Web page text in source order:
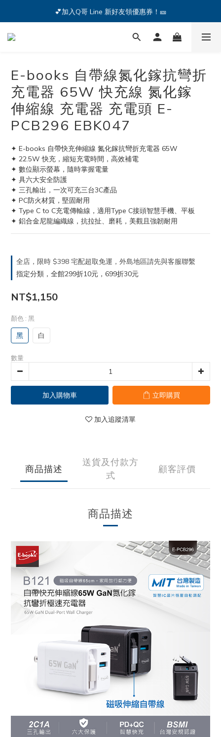
🔥iPhone 17 全系列熱銷中🔥點我購買 — !
💕加入Q哥 Line 新好友領優惠券！🎫
🔥iPhone 17 全系列熱銷中🔥點我購買 — !
E-books 自帶線氮化鎵抗彎折
充電器 65W 快充線 氮化鎵
伸縮線 充電器 充電頭 E-
PCB296 EBK047
✦ E-books 自帶快充伸縮線 氮化鎵抗彎折充電器 65W
✦ 22.5W 快充，縮短充電時間，高效補電
✦ 數位顯示螢幕，隨時掌握電量
✦ 具六大安全防護
✦ 三孔輸出，一次可充三台3C產品
✦ PC防火材質，堅固耐用
✦ Type C to C充電傳輸線，適用Type C接頭智慧手機、平板
✦ 鋁合金尼龍編織線，抗拉扯、磨耗，美觀且強韌耐用
全店，限時 $398 宅配超取免運，外島地區請先與客服聯繫
指定分類，全館299折10元，699折30元
NT$1,150
顏色 : 黑
黑 白
數量
加入購物車 立即購買
加入追蹤清單
商品描述
送貨及付款方
式
顧客評價
商品描述